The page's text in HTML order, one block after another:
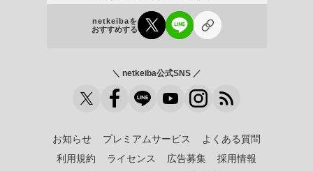
netkeibaを
おすすめする
＼ netkeiba公式SNS ／
お知らせ プレミアムサービス
よくある質問
利用規約
ライセンス 広告募集
採用情報